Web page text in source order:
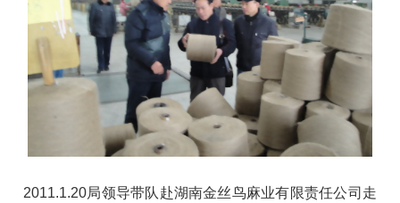
2011.1.20局领导带队赴湖南金丝鸟麻业有限责任公司走